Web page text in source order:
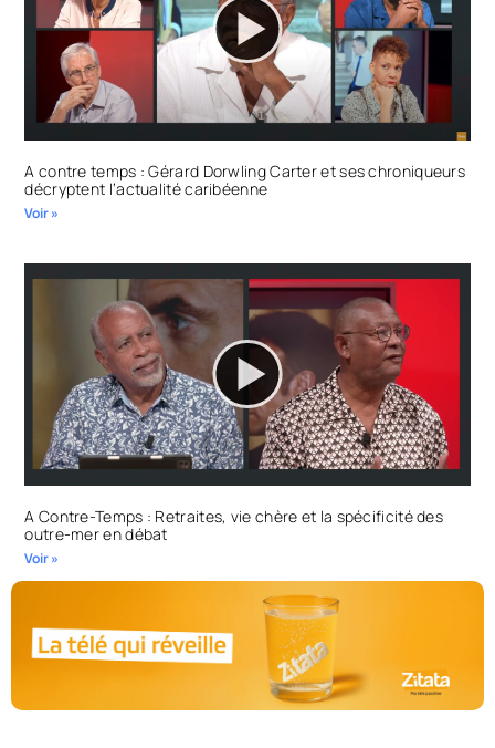
A contre temps : Gérard Dorwling Carter et ses chroniqueurs
décryptent l’actualité caribéenne
Voir »
A Contre-Temps : Retraites, vie chère et la spécificité des
outre-mer en débat
Voir »